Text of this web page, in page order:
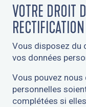
VOTRE DROIT
Vous disposez du
vos données
Vous pouvez
personnelles
complétées si